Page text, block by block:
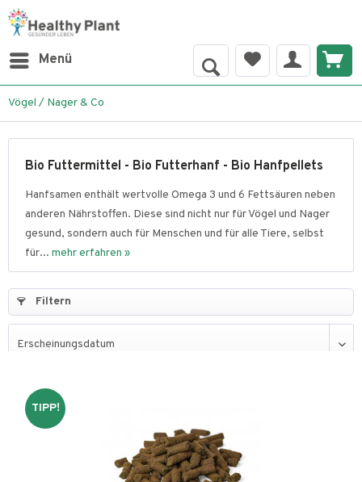
Menü
Vögel / Nager & Co
Bio Futtermittel - Bio Futterhanf - Bio Hanfpellets
Hanfsamen enthält wertvolle Omega 3 und 6 Fettsäuren neben
anderen Nährstoffen. Diese sind nicht nur für Vögel und Nager
gesund, sondern auch für Menschen und für alle Tiere, selbst
für... mehr erfahren »
Filtern
TIPP!